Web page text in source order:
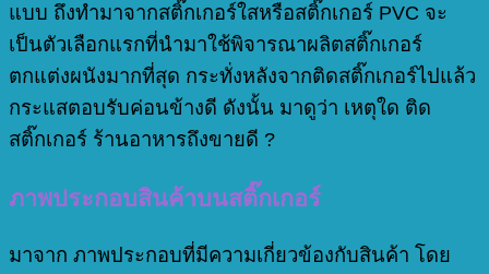
แบบ ถึงทำมาจากสติ๊กเกอร์ใสหรือสติ๊กเกอร์ PVC จะ
เป็นตัวเลือกแรกที่นำมาใช้พิจารณาผลิตสติ๊กเกอร์
ตกแต่งผนังมากที่สุด กระทั่งหลังจากติดสติ๊กเกอร์ไปแล้ว
กระแสตอบรับค่อนข้างดี ดังนั้น มาดูว่า เหตุใด ติด
สติ๊กเกอร์ ร้านอาหารถึงขายดี ?
ภาพประกอบสินค้าบนสติ๊กเกอร์
มาจาก ภาพประกอบที่มีความเกี่ยวข้องกับสินค้า โดย